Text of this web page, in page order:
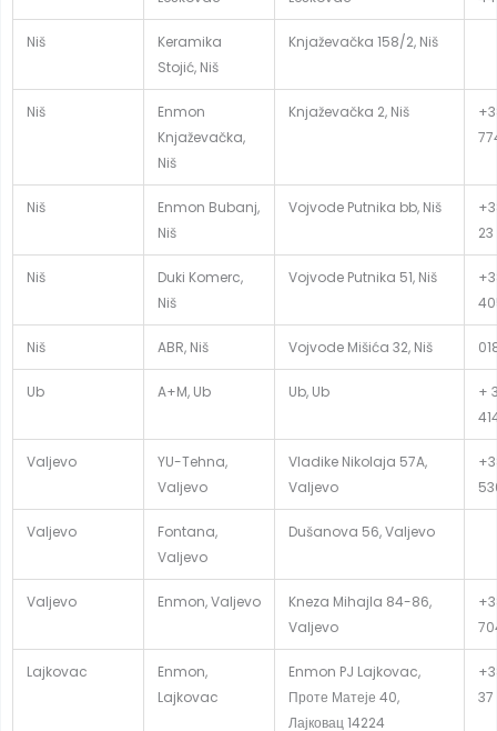
Niš
Keramika
Stojić, Niš
Knjaževačka 158/2, Niš
Niš
Enmon
Knjaževačka,
Niš
Knjaževačka 2, Niš
Niš
Enmon Bubanj,
Niš
Vojvode Putnika bb, Niš
Niš
Duki Komerc,
Niš
Vojvode Putnika 51, Niš
Niš ABR, Niš Vojvode Mišića 32, Niš
Ub A+M, Ub Ub, Ub
+
Valjevo
YU-Tehna,
Valjevo
Vladike Nikolaja 57A,
Valjevo
Valjevo
Fontana,
Valjevo
Dušanova 56, Valjevo
Valjevo Enmon, Valjevo
Kneza Mihajla 84-86,
Valjevo
Lajkovac
Enmon,
Lajkovac
Enmon PJ Lajkovac,
Проте Матеје 40,
Лајковац 14224
37